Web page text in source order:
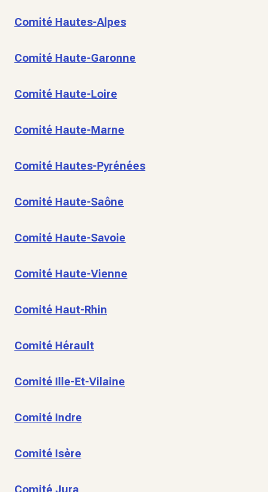
Comité Hautes-Alpes
Comité Haute-Garonne
Comité Haute-Loire
Comité Haute-Marne
Comité Hautes-Pyrénées
Comité Haute-Saône
Comité Haute-Savoie
Comité Haute-Vienne
Comité Haut-Rhin
Comité Hérault
Comité Ille-Et-Vilaine
Comité Indre
Comité Isère
Comité Jura